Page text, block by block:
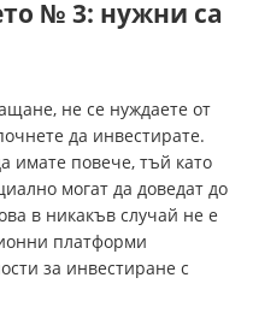
№ 3: нужни са
не се нуждаете от
да инвестирате.
имате повече, тъй като
могат да доведат до
в никакъв случай не е
платформи
за инвестиране с